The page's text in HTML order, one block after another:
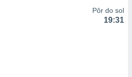
Pôr do sol
19:31